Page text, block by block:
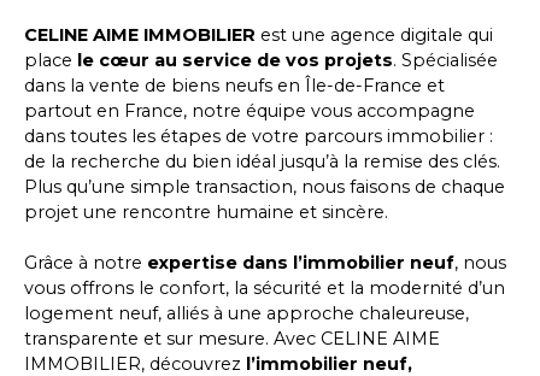
CELINE AIME IMMOBILIER est une agence digitale qui
place le cœur au service de vos projets. Spécialisée
dans la vente de biens neufs en Île-de-France et
partout en France, notre équipe vous accompagne
dans toutes les étapes de votre parcours immobilier :
de la recherche du bien idéal jusqu’à la remise des clés.
Plus qu’une simple transaction, nous faisons de chaque
projet une rencontre humaine et sincère.
Grâce à notre expertise dans l’immobilier neuf, nous
vous offrons le confort, la sécurité et la modernité d’un
logement neuf, alliés à une approche chaleureuse,
transparente et sur mesure. Avec CELINE AIME
IMMOBILIER, découvrez l’immobilier neuf,